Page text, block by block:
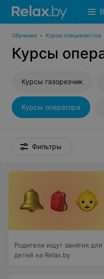
Обучение • Курсы специалистов
Курсы
Курсы газорезчик
Курсы оператора
Фильтры
Родители ищут занятия для
детей на Relax.by